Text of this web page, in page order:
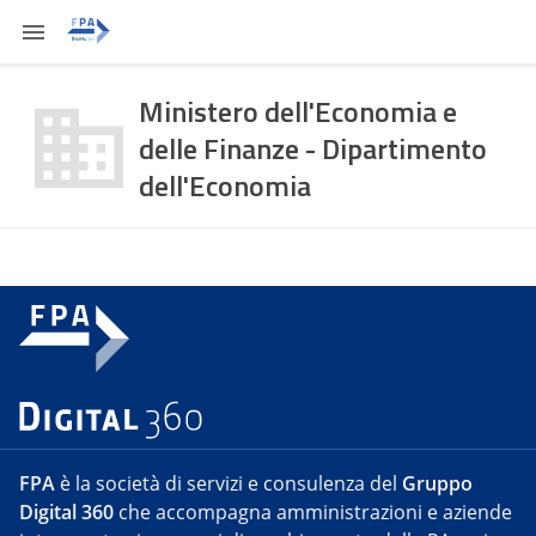
Ministero dell'Economia e
delle Finanze - Dipartimento
dell'Economia
FPA è la società di servizi e consulenza del Gruppo
Digital 360 che accompagna amministrazioni e aziende